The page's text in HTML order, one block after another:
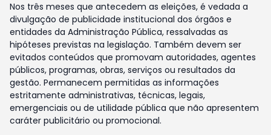
Nos três meses que antecedem as eleições, é vedada a
divulgação de publicidade institucional dos órgãos e
entidades da Administração Pública, ressalvadas as
hipóteses previstas na legislação. Também devem ser
evitados conteúdos que promovam autoridades, agentes
públicos, programas, obras, serviços ou resultados da
gestão. Permanecem permitidas as informações
estritamente administrativas, técnicas, legais,
emergenciais ou de utilidade pública que não apresentem
caráter publicitário ou promocional.